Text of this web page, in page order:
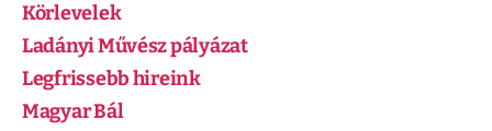
Körlevelek
Ladányi Művész pályázat
Legfrissebb hireink
Magyar Bál